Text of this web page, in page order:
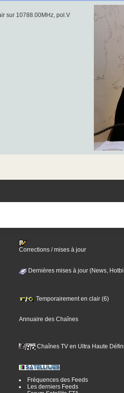
sur 10788.00MHz, pol.V
Corrections / mises à jour
Dernières mises à jour (News,
Temporairement en clair (6)
Annuaire des Chaînes
Chaînes TV en Ultra Haute
Fréquences des Feeds
Les derniers Feeds